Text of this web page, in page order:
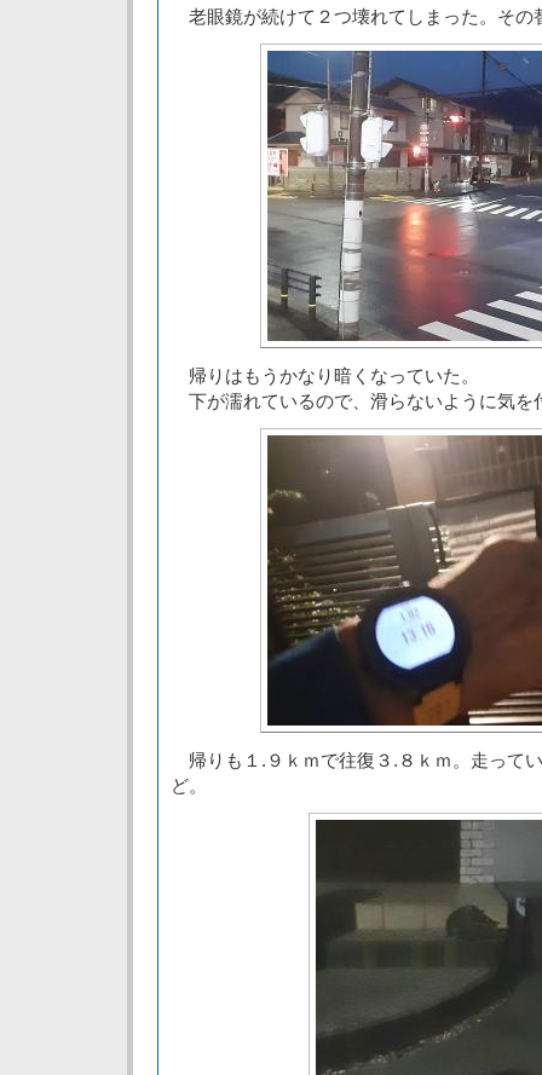
老眼鏡が続けて２つ壊れてしまった。その
帰りはもうかなり暗くなっていた。
下が濡れているので、滑らないように気を
帰りも１.９ｋｍで往復３.８ｋｍ。走って
ど。